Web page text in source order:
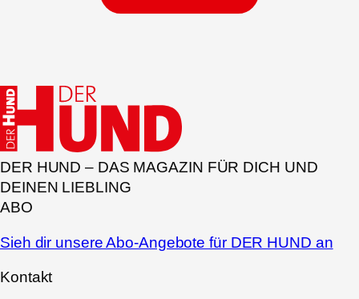
DER HUND – DAS MAGAZIN FÜR DICH UND
DEINEN LIEBLING
ABO
Sieh dir unsere Abo-Angebote für DER HUND an
Kontakt